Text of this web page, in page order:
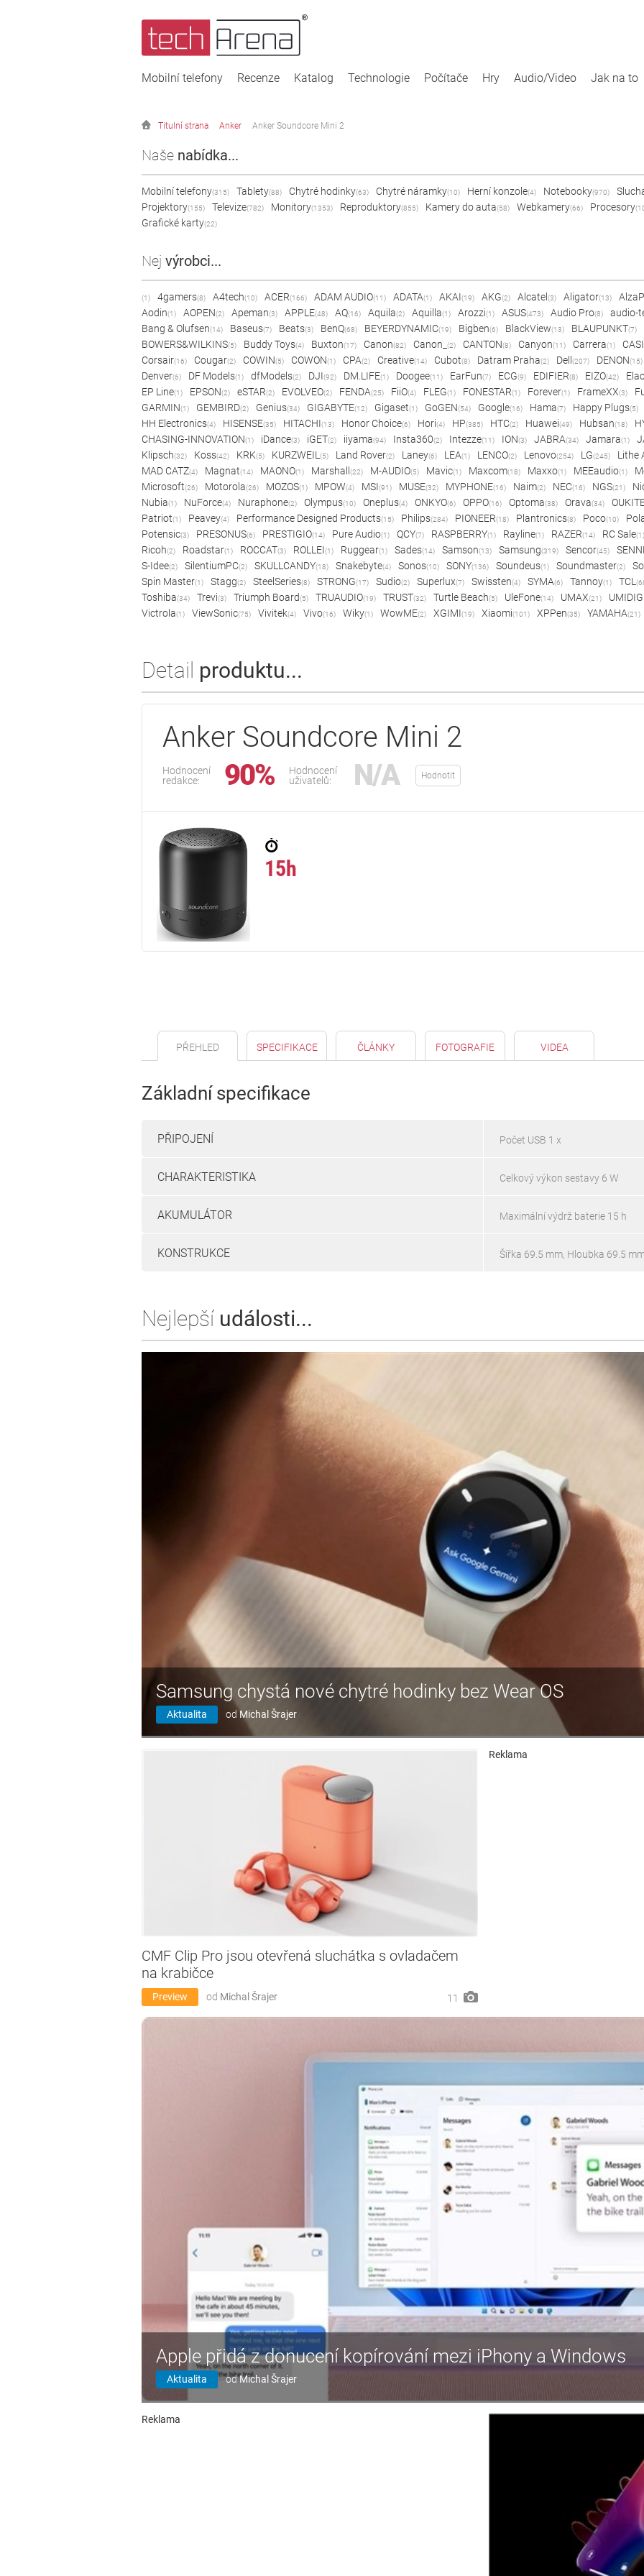
Mobilní telefony Recenze Katalog Technologie Počítače Hry Audio/Video Jak na to
Titulní strana Anker Anker Soundcore Mini 2
Naše nabídka...
Mobilní telefony(315) Tablety(88) Chytré hodinky(63) Chytré náramky(10) Herní konzole(4) Notebooky(970)
Projektory(155) Televize(782) Monitory(1353) Reproduktory(855) Kamery do auta(58) Webkamery(66) Procesory
Grafické karty(22)
Nej výrobci...
(1) 4gamers(8) A4tech(10) ACER(166) ADAM AUDIO(11) ADATA(1) AKAI(19) AKG(2) Alcatel (3) Aligator(13)
Aodin(1) AOPEN(2) Apeman(3) APPLE(48) AQ(16) Aquila(2) Aquilla(1) Arozzi(1) ASUS(473) Audio Pro(8)
audio-
Bang & Olufsen(14) Baseus(7) Beats(3) BenQ(68) BEYERDYNAMIC(19) Bigben(6) BlackView(13) BLAUPUNKT(7)
BOWERS&WILKINS(5) Buddy Toys(4) Buxton(17) Canon(82) Canon_ (2) CANTON(8) Canyon(11) Carrera(1)
Corsair(16) Cougar(2) COWIN(5) COWON(1) CPA(2) Creative(14) Cubot(8) Datram Praha(2) Dell (207) DENON(15)
Denver(6) DF Models(1) dfModels(2) DJI(92) DM.LIFE(1) Doogee(11) EarFun(7) ECG(9) EDIFIER(8) EIZO(42)
Elac
EP Line(1) EPSON(2) eSTAR(2) EVOLVEO(2) FENDA(25) FiiO(4) FLEG(1) FONESTAR(1) Forever(1) FrameXX(3)
GARMIN(1) GEMBIRD(2) Genius(34) GIGABYTE(12) Gigaset(1) GoGEN(54) Google(16) Hama(7) Happy Plugs(5)
HH Electronics(4) HISENSE(35) HITACHI(13) Honor Choice(6) Hori(4) HP(385) HTC(2) Huawei(49) Hubsan(18)
CHASING-INNOVATION(1) iDance(3) iGET(2) iiyama(94) Insta360(2) Intezze(11) ION(3) JABRA(34) Jamara(1)
Klipsch(32) Koss(42) KRK(5) KURZWEIL(5) Land Rover(2) Laney(6) LEA(1) LENCO(2) Lenovo(254) LG(245)
Lithe
MAD CATZ(4) Magnat(14) MAONO(1) Marshall (22) M-AUDIO(5) Mavic(1) Maxcom(18) Maxxo(1) MEEaudio(1)
Microsoft(26) Motorola(26) MOZOS(1) MPOW(4) MSI(91) MUSE(32) MYPHONE(16) Naim(2) NEC(16) NGS(21)
Nubia(1) NuForce(4) Nuraphone(2) Olympus(10) Oneplus(4) ONKYO(6) OPPO(16) Optoma(38) Orava(34)
Patriot(1) Peavey(4) Performance Designed Products(15) Philips(284) PIONEER(18) Plantronics(8) Poco(10)
Potensic(3) PRESONUS(6) PRESTIGIO(14) Pure Audio(1) QCY(7) RASPBERRY(1) Rayline(1) RAZER(14) RC Sale(1)
Ricoh(2) Roadstar(1) ROCCAT(3) ROLLEI(1) Ruggear(1) Sades(14) Samson(13) Samsung(319) Sencor(45)
S-Idee(2) SilentiumPC(2) SKULLCANDY(18) Snakebyte(4) Sonos(10) SONY(136) Soundeus(1) Soundmaster(2)
Spin Master(1) Stagg(2) SteelSeries(8) STRONG(17) Sudio(2) Superlux(7) Swissten(4) SYMA(6) Tannoy(1) TCL
Toshiba(34) Trevi(3) Triumph Board(5) TRUAUDIO(19) TRUST(32) Turtle Beach(5) UleFone(14) UMAX(21)
Victrola(1) ViewSonic(75) Vivitek(4) Vivo(16) Wiky(1) WowME(2) XGIMI(19) Xiaomi(101) XPPen(35) YAMAHA(21)
Detail produktu...
Anker Soundcore Mini 2
Hodnocení
redakce:
90%
Hodnocení
uživatelů:
N/A Hodnotit
15h
PŘEHLED SPECIFIKACE ČLÁNKY FOTOGRAFIE VIDEA
Základní specifikace
PŘIPOJENÍ Počet USB 1 x
CHARAKTERISTIKA Celkový výkon sestavy 6 W
AKUMULÁTOR Maximální výdrž baterie 15 h
KONSTRUKCE Šířka 69.5 mm, Hloubka 69.5
Nejlepší události...
Samsung chystá nové chytré hodinky bez Wear OS
Aktualita od Michal Šrajer
CMF Clip Pro jsou otevřená sluchátka s ovladačem
na krabičce
Preview od Michal Šrajer 11
Reklama
Apple přidá z donucení kopírování mezi iPhony a Windows
Aktualita odMichal Šrajer
Reklama